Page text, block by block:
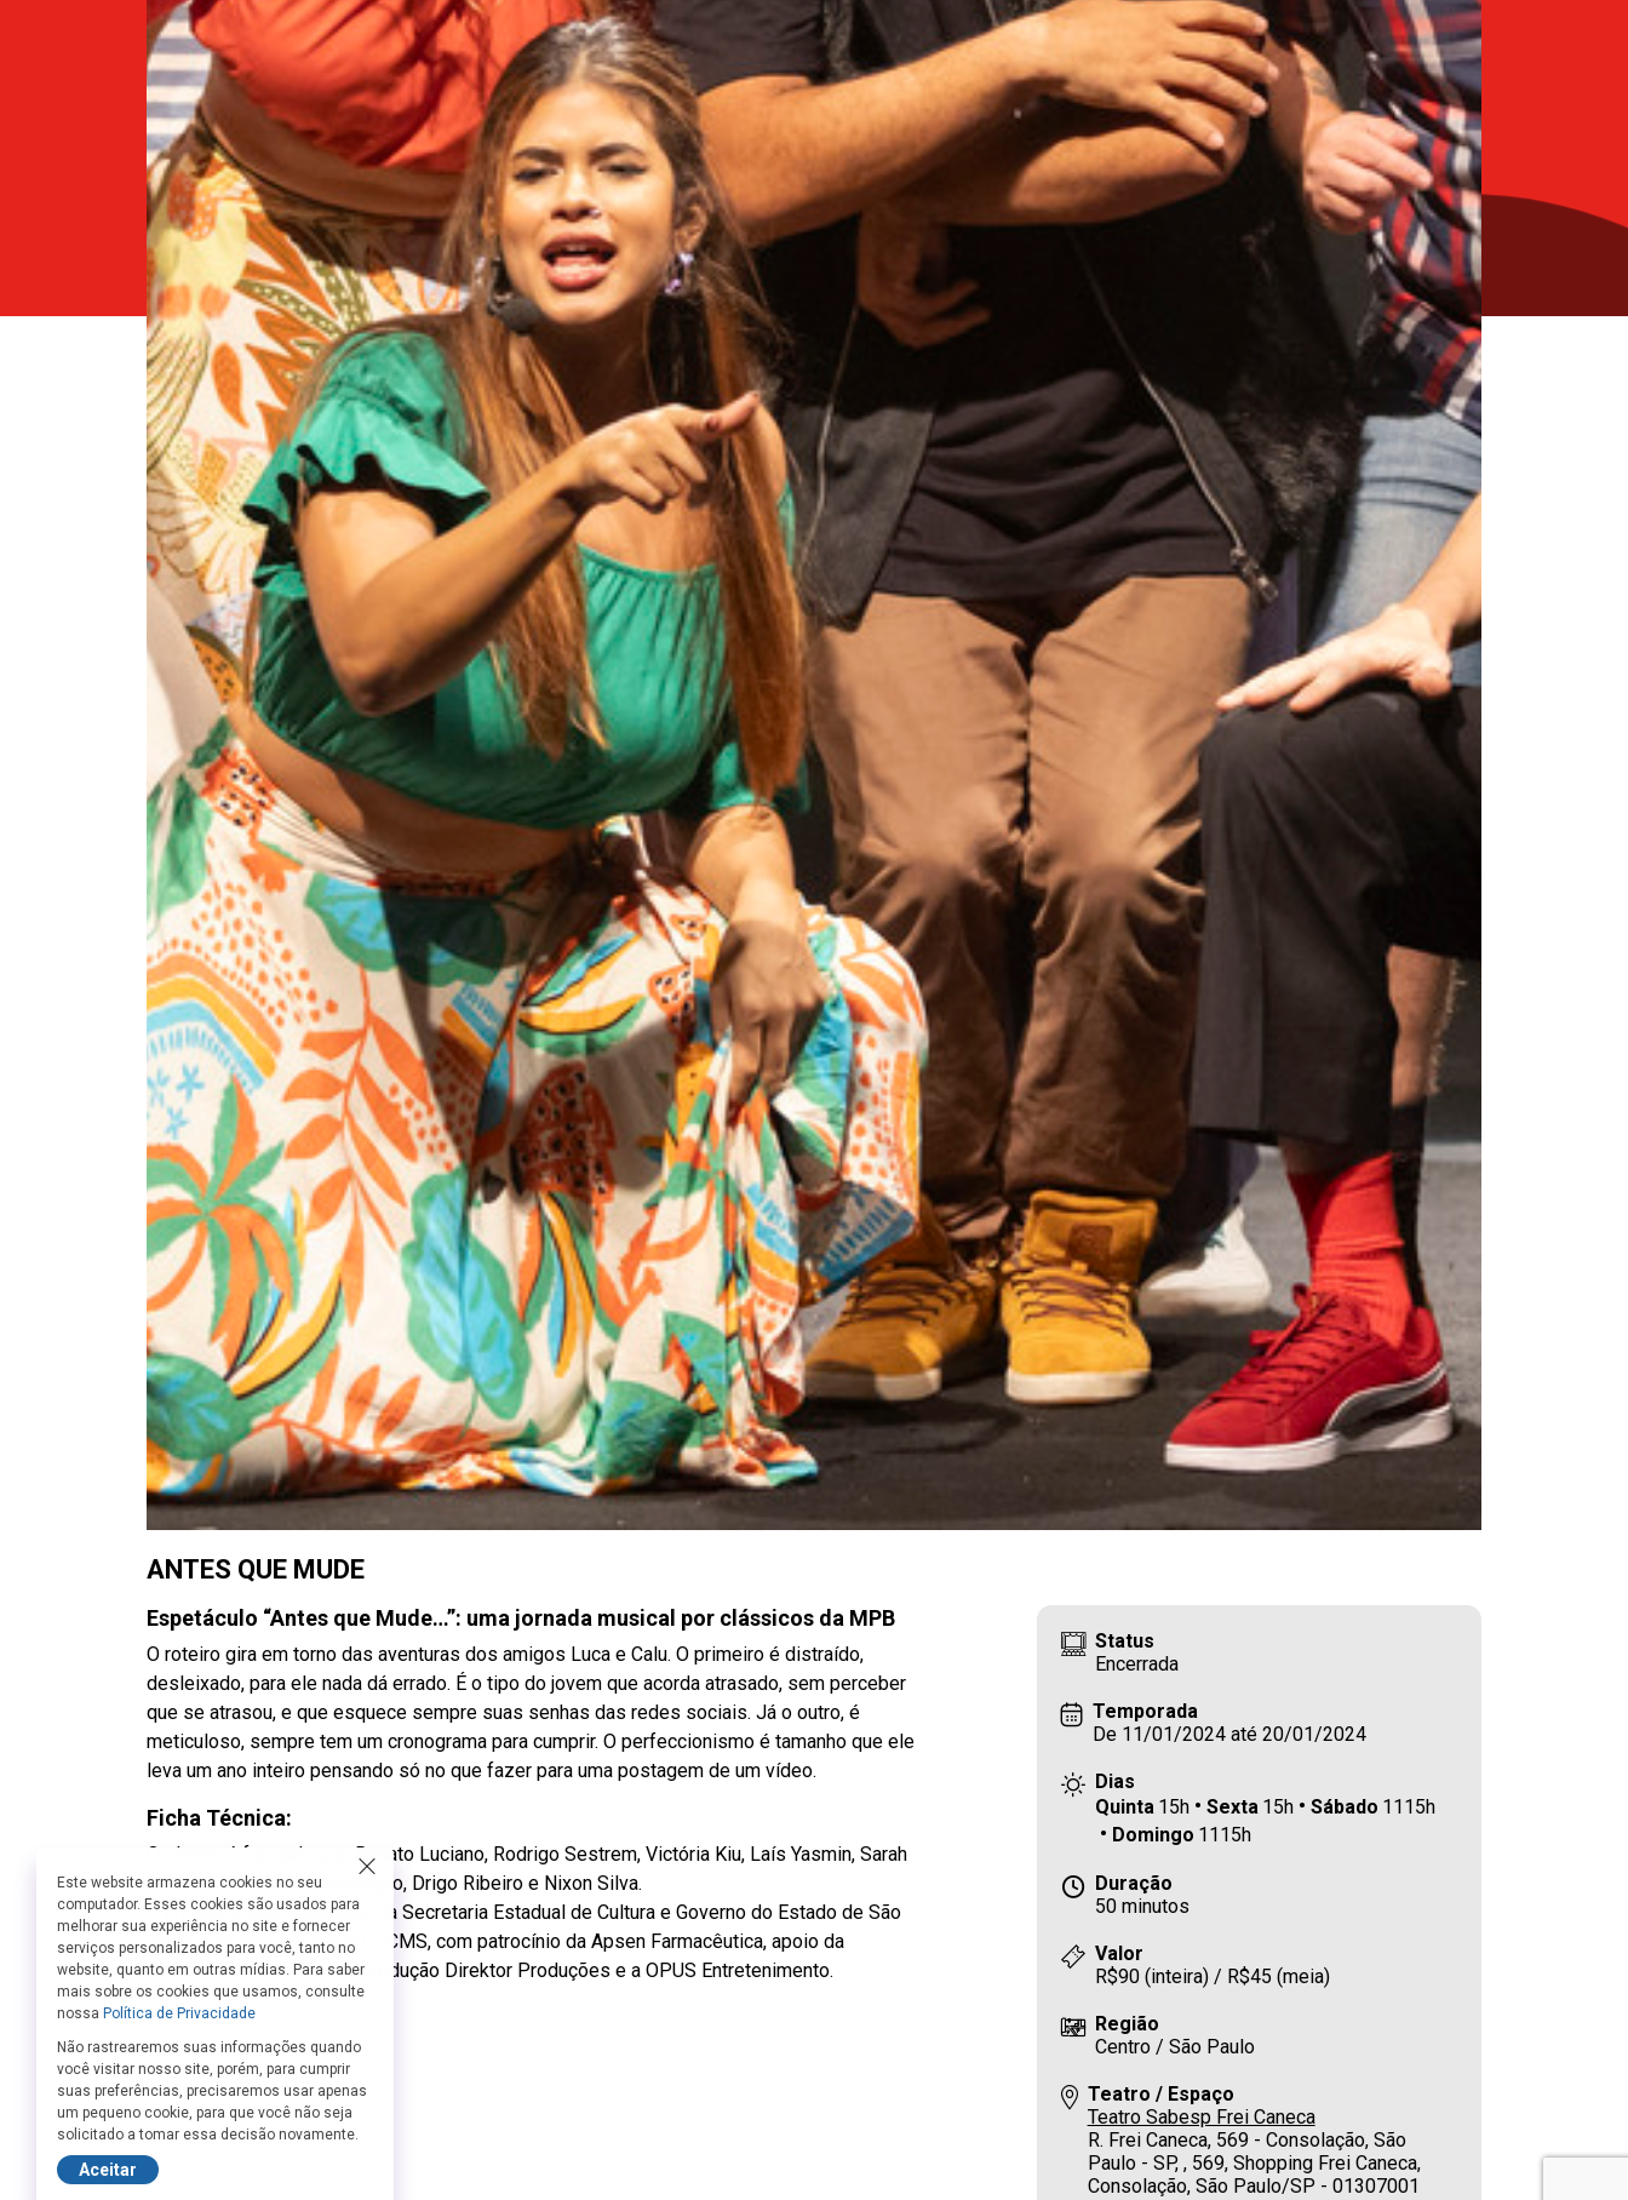
ANTES QUE MUDE
Espetáculo “Antes que Mude…”: uma jornada musical por clássicos da MPB
O roteiro gira em torno das aventuras dos amigos Luca e Calu. O primeiro é distraído,
desleixado, para ele nada dá errado. É o tipo do jovem que acorda atrasado, sem perceber
que se atrasou, e que esquece sempre suas senhas das redes sociais. Já o outro, é
meticuloso, sempre tem um cronograma para cumprir. O perfeccionismo é tamanho que ele
leva um ano inteiro pensando só no que fazer para uma postagem de um vídeo.
Ficha Técnica:
O elenco é formado por: Renato Luciano, Rodrigo Sestrem, Victória Kiu, Laís Yasmin, Sarah
Roston, Ráae, Yan Montenegro, Drigo Ribeiro e Nixon Silva.
O projeto é uma realização da Secretaria Estadual de Cultura e Governo do Estado de São
Paulo, por meio do PROAC-ICMS, com patrocínio da Apsen Farmacêutica, apoio da
Petrobras Premmia, uma produção Direktor Produções e a OPUS Entretenimento.
Status
Encerrada
Temporada
De 11/01/2024 até 20/01/2024
Dias
Quinta 15h Sexta 15h Sábado 1115h
Domingo 1115h
Duração
50 minutos
Valor
R$90 (inteira) / R$45 (meia)
Região
Centro / São Paulo
Teatro / Espaço
Teatro Sabesp Frei Caneca
R. Frei Caneca, 569 - Consolação, São
Paulo - SP, , 569, Shopping Frei Caneca,
Consolação, São Paulo/SP - 01307001
Este website armazena cookies no seu
computador. Esses cookies são usados para
melhorar sua experiência no site e fornecer
serviços personalizados para você, tanto no
website, quanto em outras mídias. Para saber
mais sobre os cookies que usamos, consulte
nossa Política de Privacidade
Não rastrearemos suas informações quando
você visitar nosso site, porém, para cumprir
suas preferências, precisaremos usar apenas
um pequeno cookie, para que você não seja
solicitado a tomar essa decisão novamente.
Aceitar